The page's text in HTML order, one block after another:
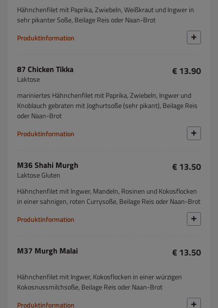
Hähnchenfilet mit Paprika, Zwiebeln, Weißkraut und Ingwer in
sehr pikanter Soße, Beilage Reis oder Naan-Brot
Produktinformation
87 Chicken Tikka
Laktose
€ 13.90
mariniertes Hähnchenfilet mit Paprika, Zwiebeln, Ingwer und
Knoblauch gebraten mit Joghurtsoße (sehr pikant), Beilage Reis
oder Naan-Brot
Produktinformation
M36 Shahi Murgh
Laktose Gluten
€ 13.50
Hähnchenfilet mit Ingwer, Mandeln, Rosinen und Kokosflocken
in einer sahnigen, roten Currysoße, Beilage Reis oder Naan-Brot
Produktinformation
M37 Murgh Malai € 13.50
Hähnchenfilet mit Ingwer, Kokosflocken in einer würzigen
Kokosnussmilchsoße, Beilage Reis oder Naan-Brot
Produktinformation